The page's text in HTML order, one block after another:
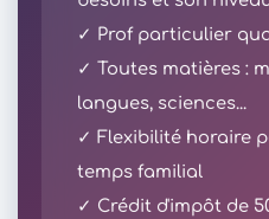
✓ Prof particulier
✓ Toutes matières :
langues, sciences...
✓ Flexibilité horaire
temps familial
✓ Crédit d'impôt de